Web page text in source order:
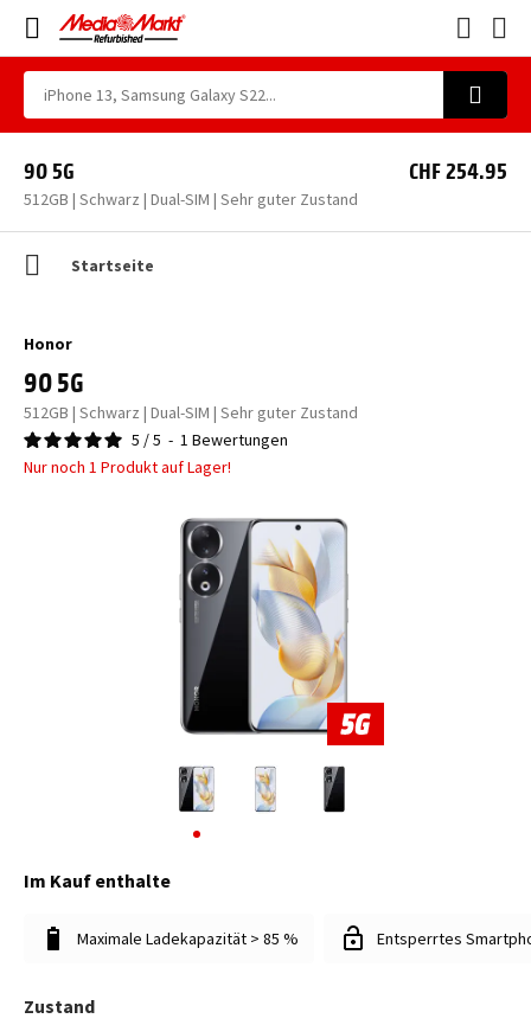
90 5G
512GB | Schwarz | Dual-SIM | Sehr guter Zustand
CHF 254.95
Startseite
Honor
90 5G
512GB | Schwarz | Dual-SIM | Sehr guter Zustand
5 /5 - 1 Bewertungen
Nur noch 1 Produkt auf Lager!
Im Kauf enthalte
Maximale Ladekapazität > 85 % Entsperrtes
Zustand